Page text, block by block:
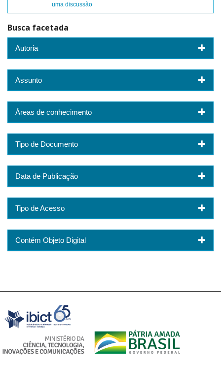
uma discussão
Busca facetada
Autoria
Assunto
Áreas de conhecimento
Tipo de Documento
Data de Publicação
Tipo de Acesso
Contém Objeto Digital